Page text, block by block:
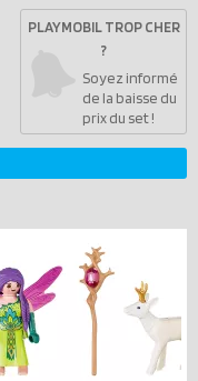
PLAYMOBIL TROP CHER
?
Soyez informé
de la baisse du
prix du set !